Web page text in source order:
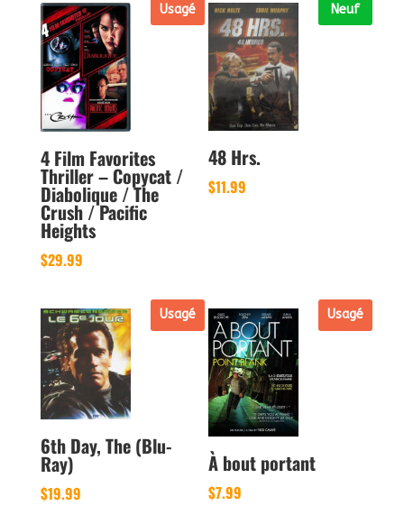
Usagé
4 Film Favorites
Thriller – Copycat /
Diabolique / The
Crush / Pacific
Heights
$29.99
Neuf
48 Hrs.
$11.99
Usagé
6th Day, The (Blu-
Ray)
$19.99
Usagé
À bout portant
$7.99